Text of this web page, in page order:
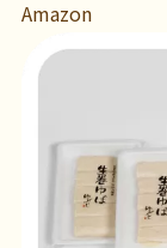
Amazon